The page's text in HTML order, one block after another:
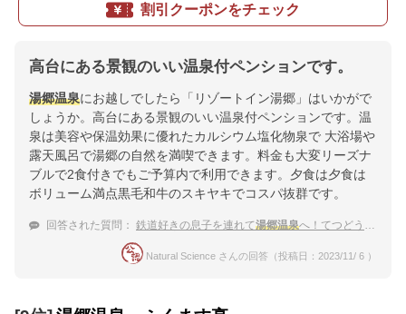
割引クーポンをチェック
高台にある景観のいい温泉付ペンションです。
湯郷温泉にお越しでしたら「リゾートイン湯郷」はいかがで
しょうか。高台にある景観のいい温泉付ペンションです。温
泉は美容や保温効果に優れたカルシウム塩化物泉で 大浴場や
露天風呂で湯郷の自然を満喫できます。料金も大変リーズナ
ブルで2食付きでもご予算内で利用できます。夕食は夕食は
ボリューム満点黒毛和牛のスキヤキでコスパ抜群です。
回答された質問： 鉄道好きの息子を連れて湯郷温泉へ！てつどう模型館にも行きやすいお宿
Natural Science さんの回答（投稿日：2023/11/ 6 ）